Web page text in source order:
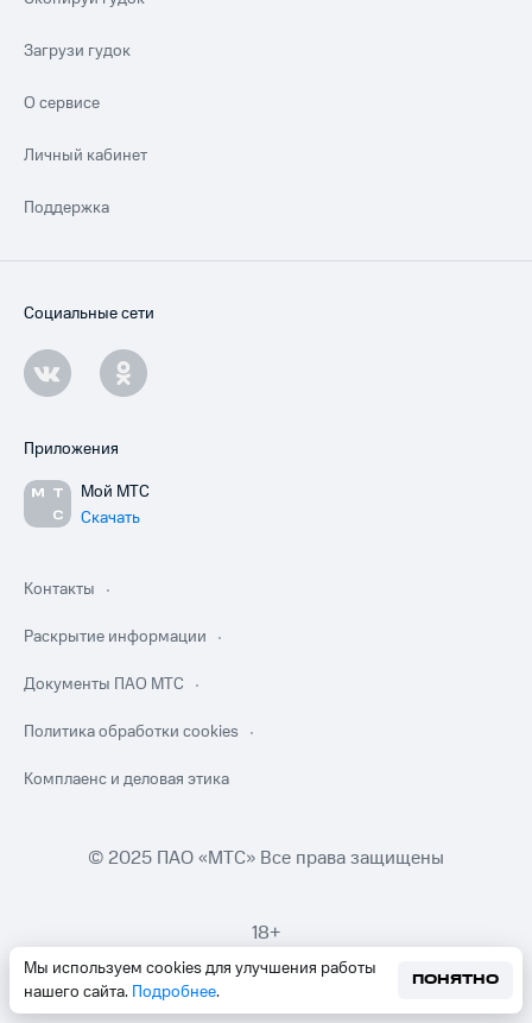
Мы используем cookies для улучшения работы
нашего сайта. Подробнее.
ПОНЯТНО
Загрузи гудок
О сервисе
Личный кабинет
Поддержка
Социальные сети
Приложения
Мой МТС
Скачать
Контакты
Раскрытие информации
Документы ПАО МТС
Политика обработки cookies
Комплаенс и деловая этика
© 2025 ПАО «МТС» Все права защищены
18+